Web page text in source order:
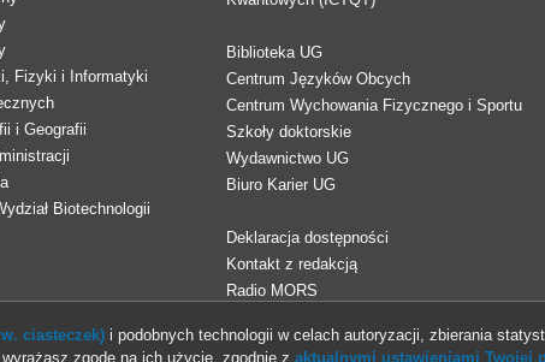
Fizyki i Informatyki
i Geografii
Biotechnologii
Biblioteka UG
Centrum Języków Obcych
Centrum Wychowania Fizycznego i Sportu
Szkoły doktorskie
Wydawnictwo UG
Biuro Karier UG
Deklaracja dostępności
Kontakt z redakcją
Radio MORS
ciasteczek)i podobnych technologii w celach autoryzacji, zbierania
zgodę na ich użycie, zgodnie z aktualnymi ustawieniami Twojej